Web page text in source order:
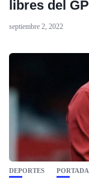
libres del
septiembre 2, 2022
DEPORTES PORTADA